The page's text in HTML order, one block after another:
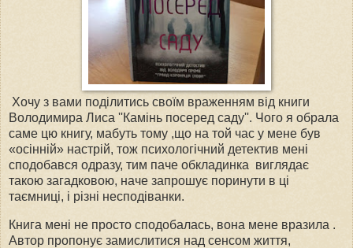
Хочу з вами поділитись своїм враженням від книги
Володимира Лиса ''Камінь посеред саду''. Чого я обрала
саме цю книгу, мабуть тому ,що на той час у мене був
«осінній» настрій, тож психологічний детектив мені
сподобався одразу, тим паче обкладинка виглядає
такою загадковою, наче запрошує поринути в ці
таємниці, і різні несподіванки.
Книга мені не просто сподобалась, вона мене вразила .
Автор пропонує замислитися над сенсом життя,